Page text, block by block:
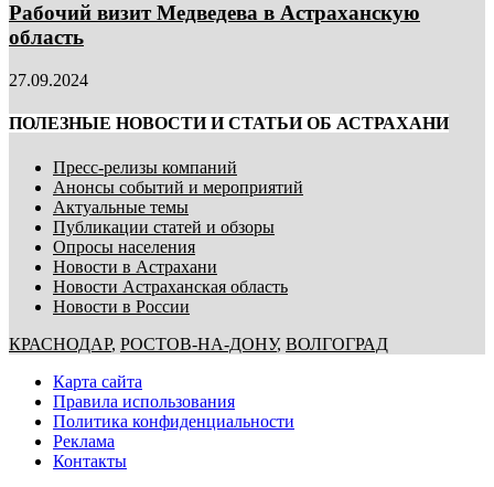
Рабочий визит Медведева в Астраханскую
область
27.09.2024
ПОЛЕЗНЫЕ НОВОСТИ И СТАТЬИ ОБ АСТРАХАНИ
Пресс-релизы компаний
Анонсы событий и мероприятий
Актуальные темы
Публикации статей и обзоры
Опросы населения
Новости в Астрахани
Новости Астраханская область
Новости в России
КРАСНОДАР, РОСТОВ-НА-ДОНУ, ВОЛГОГРАД
Карта сайта
Правила использования
Политика конфиденциальности
Реклама
Контакты